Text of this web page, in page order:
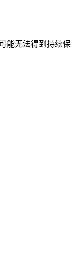
能无法得到持续保